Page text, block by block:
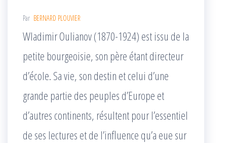
Par BERNARD PLOUVIER
Wladimir Oulianov (1870-1924) est issu de la
petite bourgeoisie, son père étant directeur
d’école. Sa vie, son destin et celui d’une
grande partie des peuples d’Europe et
d’autres continents, résultent pour l’essentiel
de ses lectures et de l’influence qu’a eue sur